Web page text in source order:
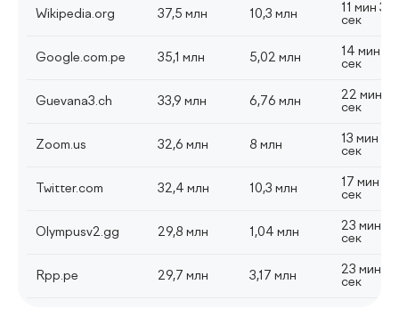
Wikipedia.org 37,5 млн 10,3 млн
11 мин 34
сек
Google.com.pe 35,1 млн 5,02 млн
14 мин 45
сек
Guevana3.ch 33,9 млн 6,76 млн
22 мин
сек
Zoom.us 32,6 млн 8 млн
13 мин 50
сек
Twitter.com 32,4 млн 10,3 млн
17 мин 12
сек
Olympusv2.gg 29,8 млн 1,04 млн
23 мин
сек
Rpp.pe 29,7 млн 3,17 млн
23 мин 18
сек